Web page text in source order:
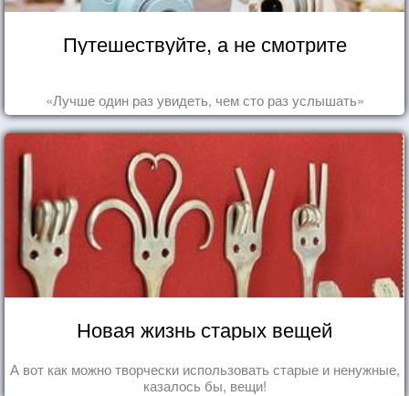
Путешествуйте, а не смотрите
«Лучше один раз увидеть, чем сто раз услышать»
Новая жизнь старых вещей
А вот как можно творчески использовать старые и ненужные,
казалось бы, вещи!